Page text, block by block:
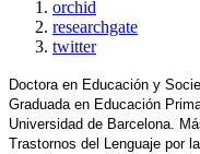
orchid
researchgate
twitter
Doctora en Educación y
Graduada en Educación
Universidad de Barcelona.
Trastornos del Lenguaje por